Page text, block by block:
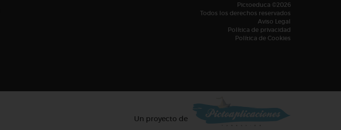
Pictoeduca ©2026
Todos los derechos reservados
Aviso Legal
Política de privacidad
Política de Cookies
Un proyecto de